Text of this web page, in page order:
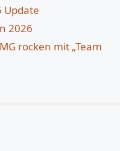
Update
2026
rocken mit „Team